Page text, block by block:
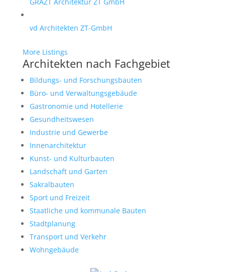
vd Architekten ZT-GmbH
More Listings
Architekten nach Fachgebiet
Bildungs- und Forschungsbauten
Büro- und Verwaltungsgebäude
Gastronomie und Hotellerie
Gesundheitswesen
Industrie und Gewerbe
Innenarchitektur
Kunst- und Kulturbauten
Landschaft und Garten
Sakralbauten
Sport und Freizeit
Staatliche und kommunale Bauten
Stadtplanung
Transport und Verkehr
Wohngebäude